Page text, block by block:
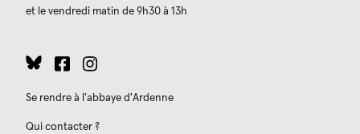
et le vendredi matin de 9h30 à 13h
Se rendre à l'abbaye d'Ardenne
Qui contacter ?